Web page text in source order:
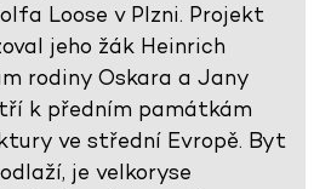
Loose v Plzni. Projekt
jeho žák Heinrich
rodiny Oskara a Jany
k předním památkám
ve střední Evropě. Byt
je velkoryse